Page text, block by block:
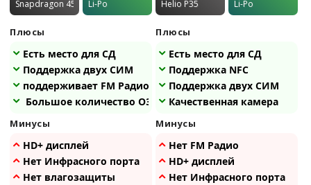
Snapdragon 450 Li-Po
Плюсы
Есть место для СД
Поддержка двух СИМ
поддерживает FM Радио
Большое количество ОЗУ
Минусы
HD+ дисплей
Нет Инфрасного порта
Нет влагозащиты
Helio P35 Li-Po
Плюсы
Есть место для СД
Поддержка NFC
Поддержка двух СИМ
Качественная камера
Минусы
Нет FM Радио
HD+ дисплей
Нет Инфрасного порта